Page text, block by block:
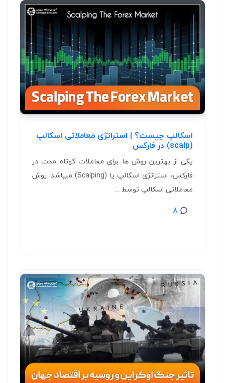
اسکالپ چیست؟ | استراتژی معاملاتی اسکالپ
(scalp) در فارکس
یکی از بهترین روش ها برای معاملات کوتاه مدت در
فارکس، استراتژی اسکالپ یا (Scalping) میباشد. روش
معاملاتی اسکالپ توسط ...
8